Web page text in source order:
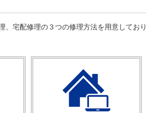
、宅配修理の３つの修理方法を用意しており